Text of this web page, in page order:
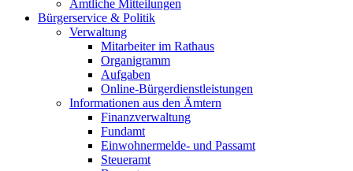
Amtliche Mitteilungen
Bürgerservice & Politik
Verwaltung
Mitarbeiter im Rathaus
Organigramm
Aufgaben
Online-Bürgerdienstleistungen
Informationen aus den Ämtern
Finanzverwaltung
Fundamt
Einwohnermelde- und Passamt
Steueramt